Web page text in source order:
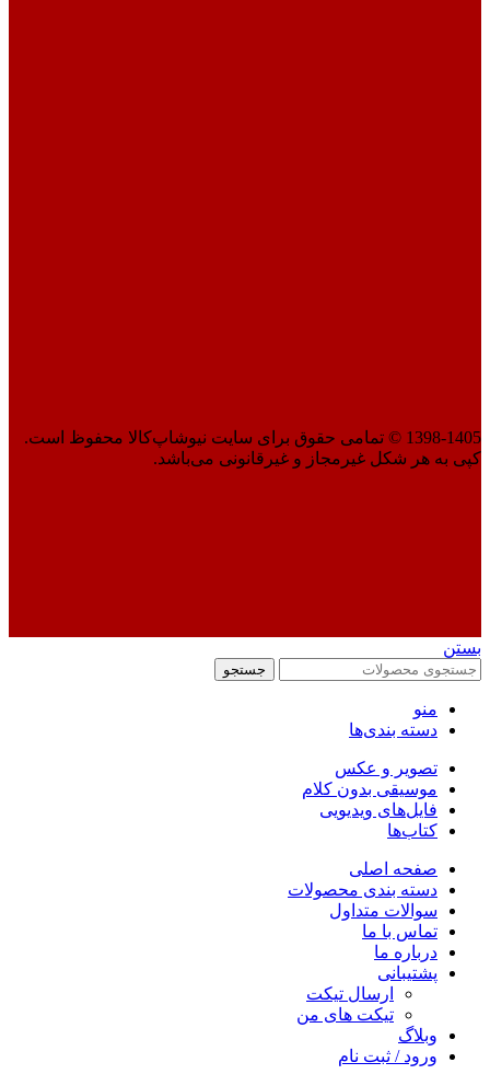
1398-1405 © تمامی حقوق برای سایت نیوشاپ‌کالا محفوظ است.
کپی به هر شکل غیرمجاز و غیرقانونی می‌باشد.
بستن
جستجو
منو
دسته بندی‌ها
تصویر و عکس
موسیقی بدون کلام
فایل‌های ویدیویی
کتاب‌ها
صفحه اصلی
دسته بندی محصولات
سوالات متداول
تماس با ما
درباره ما
پشتیبانی
ارسال تیکت
تیکت های من
وبلاگ
ورود / ثبت نام